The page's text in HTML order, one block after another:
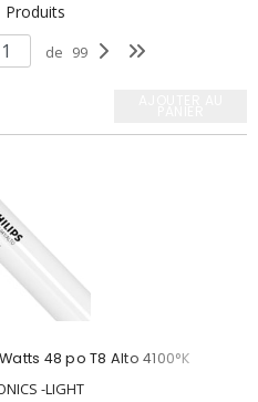
Produits
de 99
48 po T8 Alto 4100°K
-LIGHT